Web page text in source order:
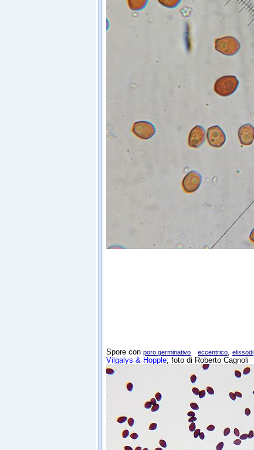
Spore con poro germinativo eccentrico, elissodi
Vilgalys & Hopple; foto di Roberto Cagnoli